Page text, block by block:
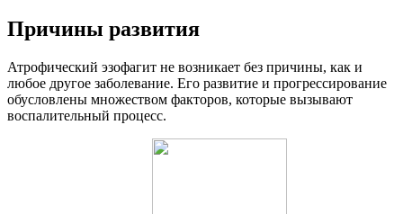
Причины развития
Атрофический эзофагит не возникает без причины, как и
любое другое заболевание. Его развитие и прогрессирование
обусловлены множеством факторов, которые вызывают
воспалительный процесс.